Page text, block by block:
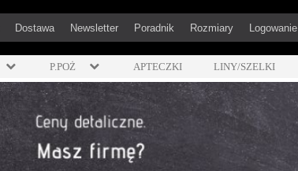
Dostawa Newsletter Poradnik Rozmiary Logowanie
P.POŻ APTECZKI LINY/SZELKI